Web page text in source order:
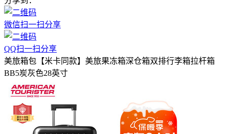
微信扫一扫分享
QQ扫一扫分享
美旅箱包【米卡同款】美旅果冻箱深仓箱双排行李箱拉杆箱
BB5炭灰色28英寸